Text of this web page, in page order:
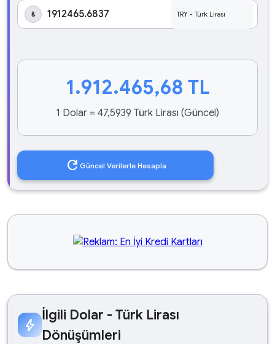
₺
1.912.465,68 TL
1 Dolar = 47,5939 Türk Lirası (Güncel)
refresh Güncel Verilerle Hesapla
bolt
İlgili Dolar - Türk Lirası
Dönüşümleri